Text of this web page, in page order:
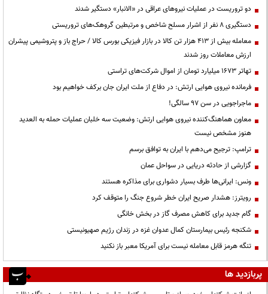
دو تروریست در عملیات نیروهای عراقی در «الانبار» دستگیر شدند
دستگیری ۸ نفر از اشرار مسلح شاخص و مرتبطین گروهک‌های تروریستی
معامله بیش از ۴۱۳ هزار تن کالا در بازار فیزیکی بورس کالا / حراج باز و پتروشیمی پیشران
ارزش معاملات روز شدند
تهاتر ۱۶۷۳ میلیارد تومان از اموال شرکت‌های تراستی
فرمانده نیروی هوایی ارتش: در دفاع از ملت ایران جان برکف خواهیم بود
ماجراجویی در سن ۹۷ سالگی!
معاون هماهنگ‌کننده نیروی هوایی ارتش: وضعیت سه خلبان عملیات حمله به العدید
هنوز مشخص نیست
ترامپ: ترجیح می‌دهم با ایران به توافق برسم
گزارشی از حادثه دریایی در سواحل عمان
ونس: ایرانی‌ها طرف بسیار دشواری برای مذاکره هستند
رویترز: هشدار صریح ایران خطر شروع جنگ را متوقف کرد
گام جدید برای کاهش مصرف گاز در بخش خانگی
شکنجه رئیس بیمارستان کمال عدوان غزه در زندان رژیم صهیونیستی
تنگه هرمز قابل معامله نیست برای آمریکا معبر باز نکنید
پربازدید ها